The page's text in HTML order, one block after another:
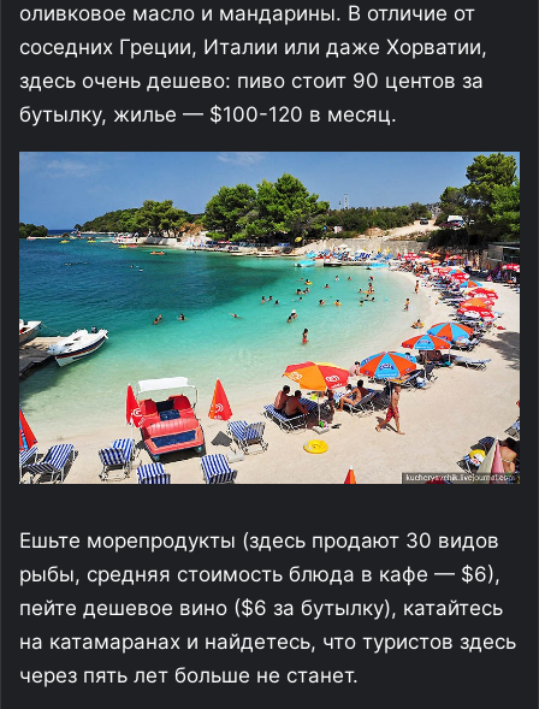
оливковое масло и мандарины. В отличие от
соседних Греции, Италии или даже Хорватии,
здесь очень дешево: пиво стоит 90 центов за
бутылку, жилье — $100-120 в месяц.
Ешьте морепродукты (здесь продают 30 видов
рыбы, средняя стоимость блюда в кафе — $6),
пейте дешевое вино ($6 за бутылку), катайтесь
на катамаранах и найдетесь, что туристов здесь
через пять лет больше не станет.